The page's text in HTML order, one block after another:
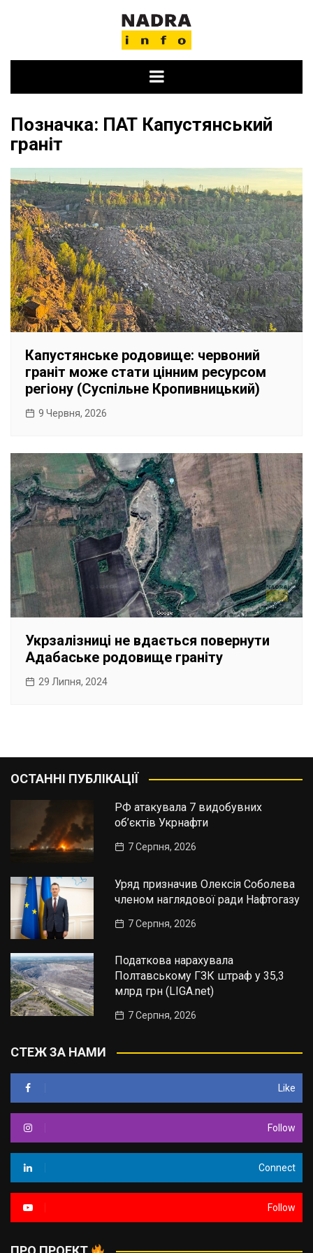
Позначка: ПАТ Капустянський
граніт
Капустянське родовище: червоний
граніт може стати цінним ресурсом
регіону (Суспільне Кропивницький)
9 Червня, 2026
Укрзалізниці не вдається повернути
Адабаське родовище граніту
29 Липня, 2024
ОСТАННІ ПУБЛІКАЦІЇ
РФ атакувала 7 видобувних
об’єктів Укрнафти
7 Серпня, 2026
Уряд призначив Олексія Соболева
членом наглядової ради Нафтогазу
7 Серпня, 2026
Податкова нарахувала
Полтавському ГЗК штраф у 35,3
млрд грн (LIGA.net)
7 Серпня, 2026
СТЕЖ ЗА НАМИ
Like
Follow
Connect
Follow